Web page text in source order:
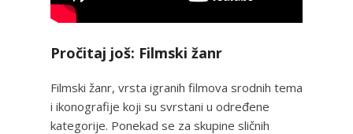
Pročitaj još: Filmski žanr
Filmski žanr, vrsta igranih filmova srodnih tema
i ikonografije koji su svrstani u određene
kategorije. Ponekad se za skupine sličnih